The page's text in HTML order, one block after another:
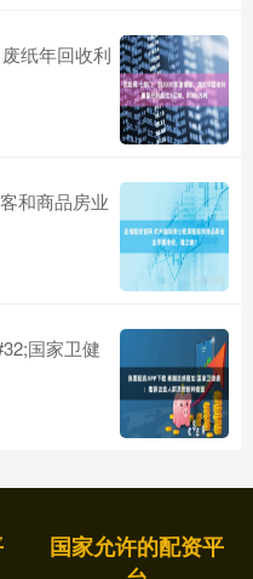
纸年回收利
和商品房业
国家卫健
国家允许的配资平